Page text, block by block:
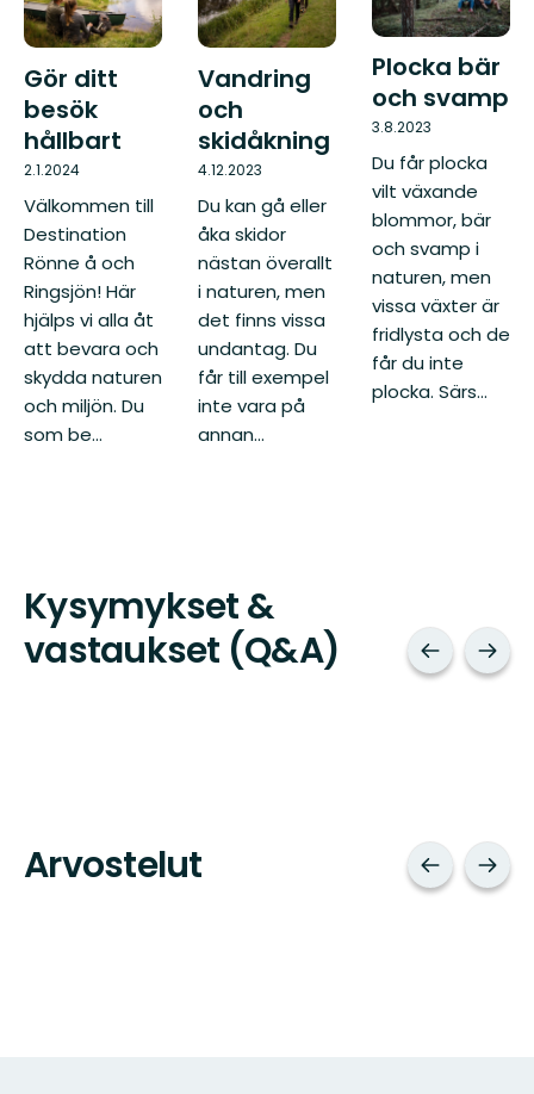
Gör ditt
besök
hållbart
2.1.2024
Välkommen till
Destination
Rönne å och
Ringsjön! Här
hjälps vi alla åt
att bevara och
skydda naturen
och miljön. Du
som be...
Vandring
och
skidåkning
4.12.2023
Du kan gå eller
åka skidor
nästan överallt
i naturen, men
det finns vissa
undantag. Du
får till exempel
inte vara på
annan...
Plocka bär
och svamp
3.8.2023
Du får plocka
vilt växande
blommor, bär
och svamp i
naturen, men
vissa växter är
fridlysta och de
får du inte
plocka. Särs...
Kysymykset &
vastaukset (Q&A)
Arvostelut